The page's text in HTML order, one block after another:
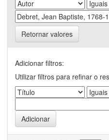
Retornar valores
Adicionar filtros:
Utilizar filtros para refinar o